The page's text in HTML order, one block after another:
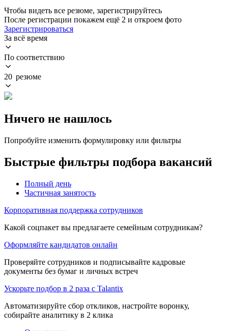
Чтобы видеть все резюме, зарегистрируйтесь
После регистрации покажем ещё 2 и откроем фото
Зарегистрироваться
За всё время
По соответствию
20 резюме
Ничего не нашлось
Попробуйте изменить формулировку или фильтры
Быстрые фильтры подбора вакансий
Полный день
Частичная занятость
Корпоративная поддержка сотрудников
Какой соцпакет вы предлагаете семейным сотрудникам?
Оформляйте кандидатов онлайн
Проверяйте сотрудников и подписывайте кадровые
документы без бумаг и личных встреч
Ускорьте подбор в 2 раза с Talantix
Автоматизируйте сбор откликов, настройте воронку,
собирайте аналитику в 2 клика